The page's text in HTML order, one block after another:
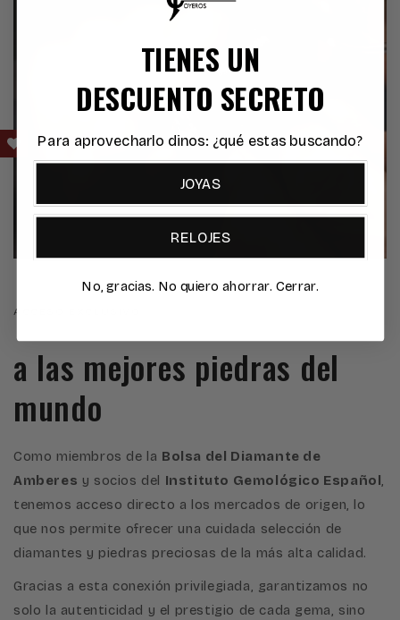
ACCESO EXCLUSIVO
a las mejores piedras del
mundo
Como miembros de la Bolsa del Diamante de
Amberes y socios del Instituto Gemológico Español,
tenemos acceso directo a los mercados de origen, lo
que nos permite ofrecer una cuidada selección de
diamantes y piedras preciosas de la más alta calidad.
Gracias a esta conexión privilegiada, garantizamos no
solo la autenticidad y el prestigio de cada gema, sino
TIENES UN
DESCUENTO SECRETO
Para aprovecharlo dinos: ¿qué estas buscando?
JOYAS
RELOJES
No, gracias. No quiero ahorrar. Cerrar.